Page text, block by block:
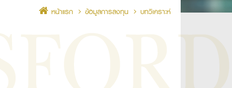
หน้าแรก ข้อมูลการลงทุน บทวิเคราะห์